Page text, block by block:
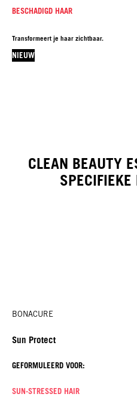
BESCHADIGD HAAR
Transformeert je haar zichtbaar.
NIEUW
CLEAN BEAUTY
SPECIFIEKE
BONACURE
Sun Protect
GEFORMULEERD VOOR:
SUN-STRESSED HAIR